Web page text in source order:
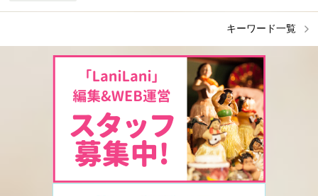
キーワード一覧